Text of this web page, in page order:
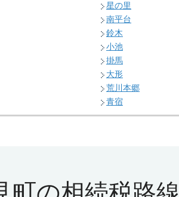
星の里
南平台
鈴木
小池
掛馬
大形
荒川本郷
青宿